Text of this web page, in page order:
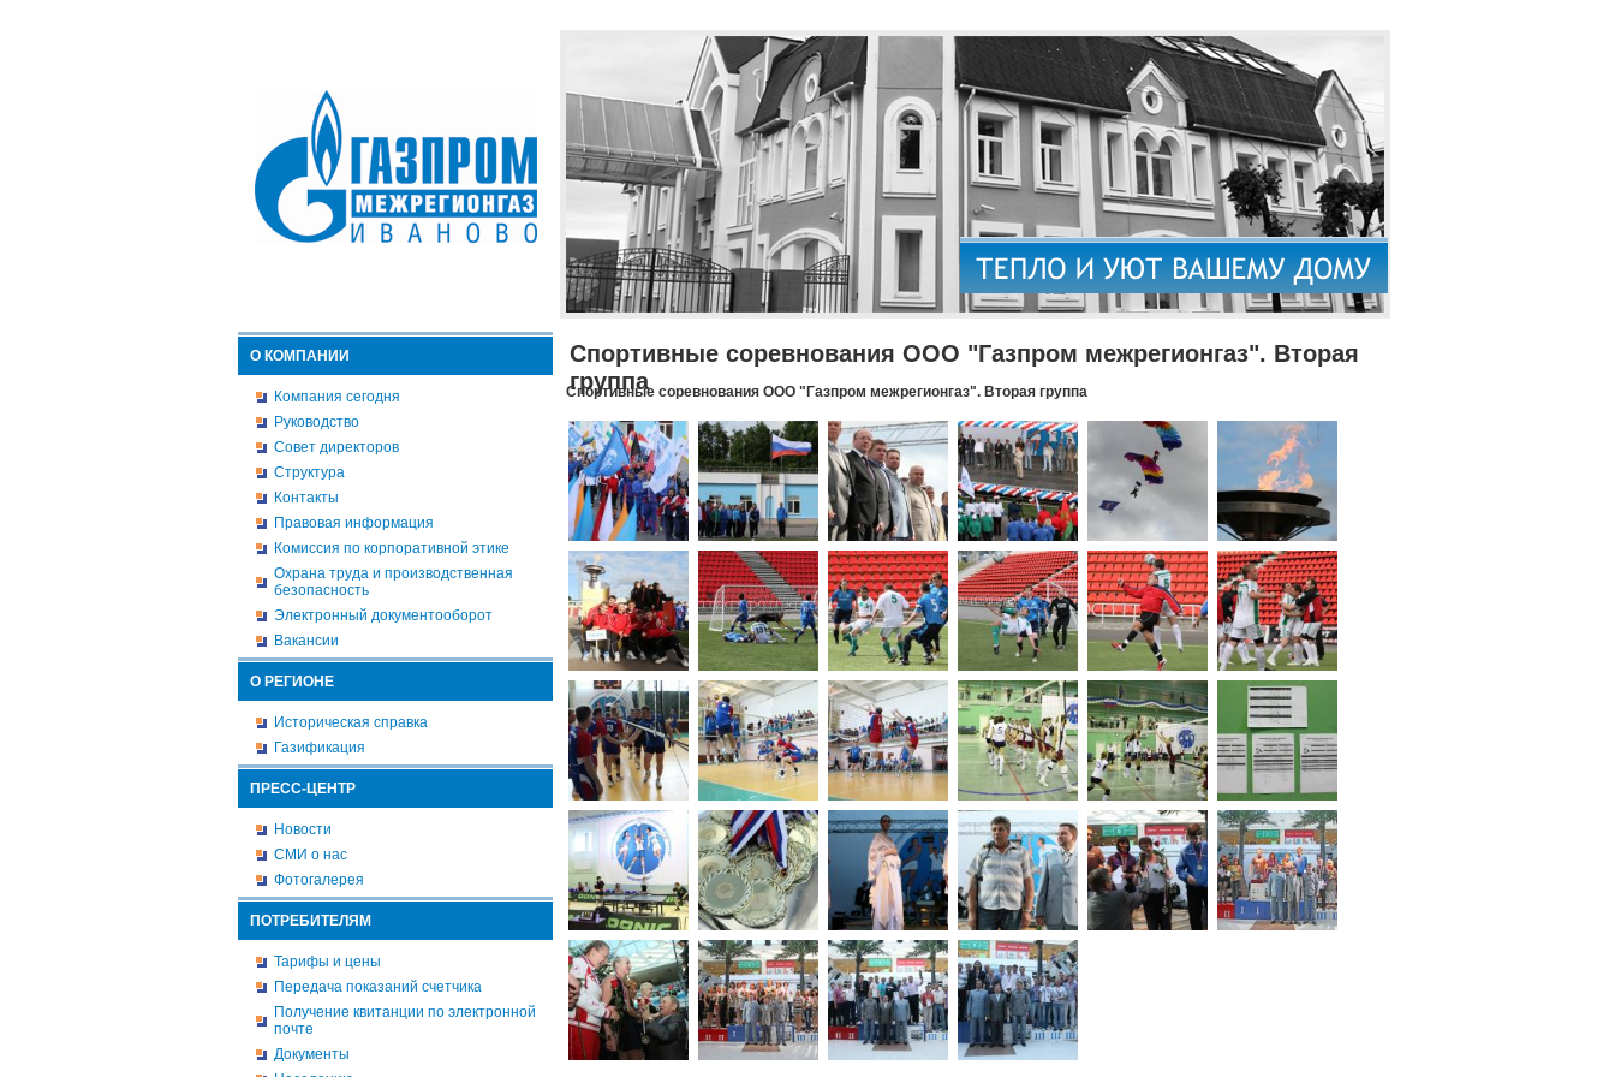
О КОМПАНИИ
Компания сегодня
Руководство
Совет директоров
Структура
Контакты
Правовая информация
Комиссия по корпоративной этике
Охрана труда и производственная
безопасность
Электронный документооборот
Вакансии
О РЕГИОНЕ
Историческая справка
Газификация
ПРЕСС-ЦЕНТР
Новости
СМИ о нас
Фотогалерея
ПОТРЕБИТЕЛЯМ
Тарифы и цены
Передача показаний счетчика
Получение квитанции по электронной
почте
Документы
Спортивные соревнования ООО "Газпром межрегионгаз". Вторая
группа
Спортивные соревнования ООО "Газпром межрегионгаз". Вторая группа